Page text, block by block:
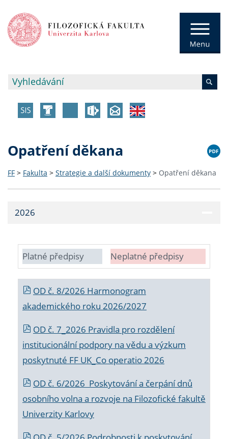
Opatření děkana
FF > Fakulta > Strategie a další dokumenty > Opatření děkana
2026
Platné předpisy Neplatné předpisy
OD č. 8/2026 Harmonogram
akademického roku 2026/2027
OD č. 7_2026 Pravidla pro rozdělení
institucionální podpory na vědu a výzkum
poskytnuté FF UK_Co operatio 2026
OD č. 6/2026 Poskytování a čerpání dnů
osobního volna a rozvoje na Filozofické fakultě
Univerzity Karlovy